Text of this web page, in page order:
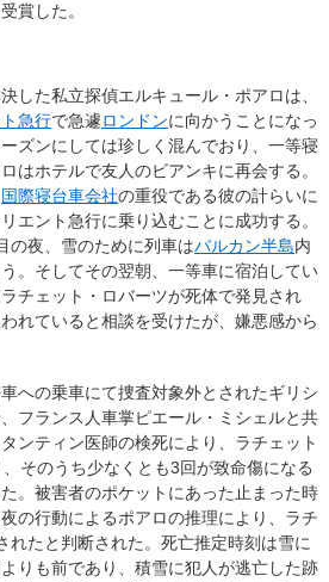
賞した。
した私立探偵エルキュール・ポアロは、
急行で急遽ロンドンに向かうことになっ
ズンにしては珍しく混んでおり、一等寝
はホテルで友人のビアンキに再会する。
国際寝台車会社の重役である彼の計らいに
エント急行に乗り込むことに成功する。
の夜、雪のために列車はバルカン半島内
。そしてその翌朝、一等車に宿泊してい
ラチェット・ロバーツが死体で発見され
れていると相談を受けたが、嫌悪感から
への乗車にて捜査対象外とされたギリシ
、フランス人車掌ピエール・ミシェルと共
ンティン医師の検死により、ラチェット
そのうち少なくとも3回が致命傷になる
。被害者のポケットにあった止まった時
の行動によるポアロの推理により、ラチ
れたと判断された。死亡推定時刻は雪に
りも前であり、積雪に犯人が逃亡した跡